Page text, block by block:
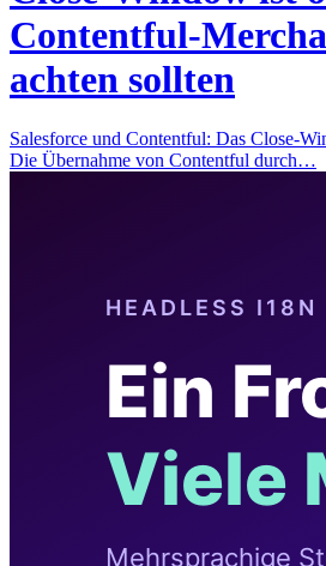
Contentful-
achten sollten
Salesforce und Contentful: Das Close-
Die Übernahme von Contentful durch…